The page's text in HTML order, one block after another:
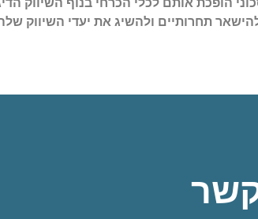
תחרותיים ולהשיג את יעדי השיווק